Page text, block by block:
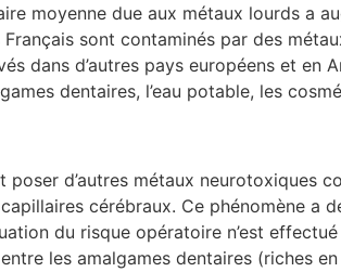
moyenne due aux métaux lourds a
Français sont contaminés par des
dans d’autres pays européens et en
dentaires, l’eau potable, les
d’autres métaux neurotoxiques
cérébraux. Ce phénomène a
du risque opératoire n’est
les amalgames dentaires (riches